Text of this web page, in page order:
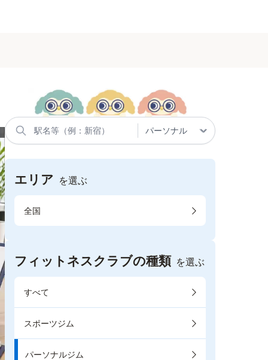
エリア を選ぶ
全国
フィットネスクラブの種類 を選ぶ
すべて
スポーツジム
パーソナルジム